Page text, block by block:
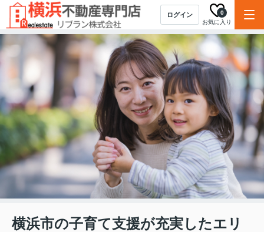
ログイン
お気に入り
0
横浜市の子育て支援が充実したエリ